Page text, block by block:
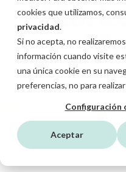
cookies que utilizamos,
privacidad.
Si no acepta, no
información cuando visite
una única cookie en su
preferencias, no para
Configuración
Aceptar